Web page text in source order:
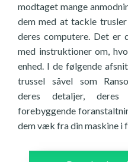
modtaget mange
dem med at tackle
deres computere. Det er
med instruktioner om,
enhed. I de følgende
trussel såvel som
deres detaljer, deres
forebyggende
dem væk fra din maskine i